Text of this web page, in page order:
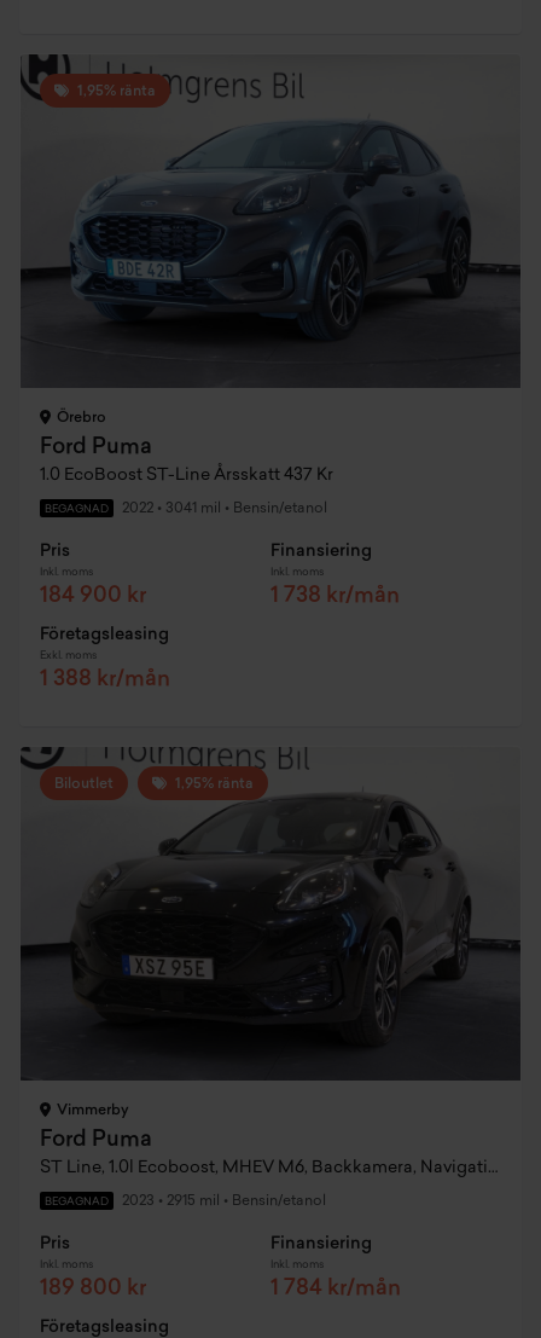
1,95% ränta
Örebro
Ford Puma
1.0 EcoBoost ST-Line Årsskatt 437 Kr
BEGAGNAD 2022 • 3041 mil • Bensin/etanol
Pris
Inkl. moms
184 900 kr
Finansiering
Inkl. moms
1 738 kr/mån
Företagsleasing
Exkl. moms
1 388 kr/mån
Biloutlet 1,95% ränta
Vimmerby
Ford Puma
ST Line, 1.0l Ecoboost, MHEV M6, Backkamera, Navigation, CarPlay
BEGAGNAD 2023 • 2915 mil • Bensin/etanol
Pris
Inkl. moms
189 800 kr
Finansiering
Inkl. moms
1 784 kr/mån
Företagsleasing